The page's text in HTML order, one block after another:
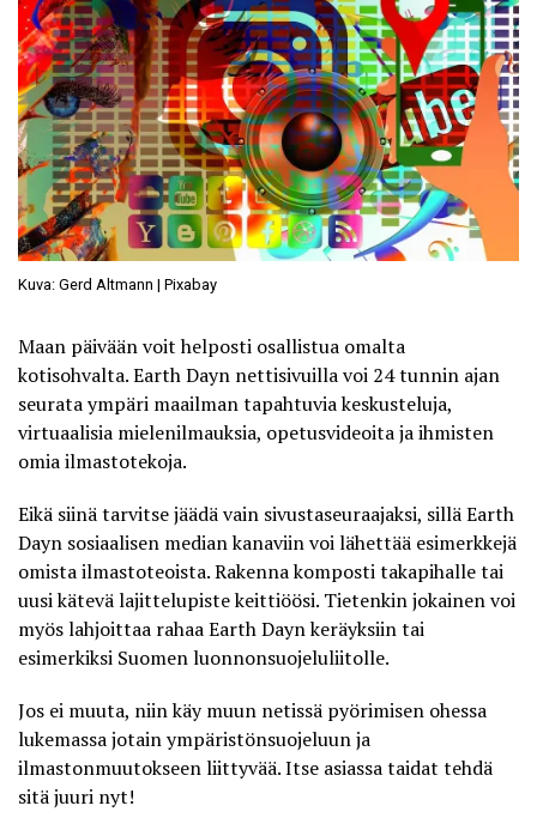
Kuva: Gerd Altmann | Pixabay
Maan päivään voit helposti osallistua omalta
kotisohvalta.Earth Dayn nettisivuillavoi 24 tunnin ajan
seurata ympäri maailman tapahtuvia keskusteluja,
virtuaalisia mielenilmauksia, opetusvideoita ja ihmisten
omia ilmastotekoja.
Eikä siinä tarvitse jäädä vain sivustaseuraajaksi, sillä Earth
Dayn sosiaalisen median kanaviin voi lähettää esimerkkejä
omista ilmastoteoista. Rakenna komposti takapihalle tai
uusi kätevä lajittelupiste keittiöösi. Tietenkin jokainen voi
myös lahjoittaa rahaa Earth Dayn keräyksiin tai
esimerkiksi Suomen luonnonsuojeluliitolle.
Jos ei muuta, niin käy muun netissä pyörimisen ohessa
lukemassa jotain ympäristönsuojeluun ja
ilmastonmuutokseen liittyvää. Itse asiassa taidat tehdä
sitä juuri nyt!